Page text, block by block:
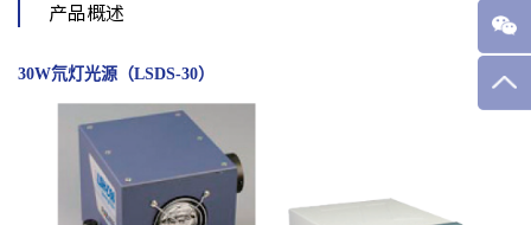
产品概述
30W氘灯光源（LSDS-30）